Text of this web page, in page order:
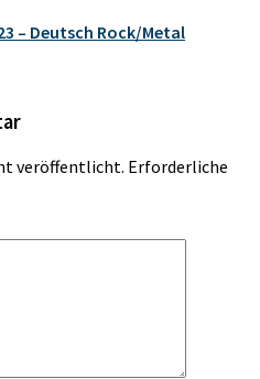
– Deutsch Rock/Metal
veröffentlicht. Erforderliche